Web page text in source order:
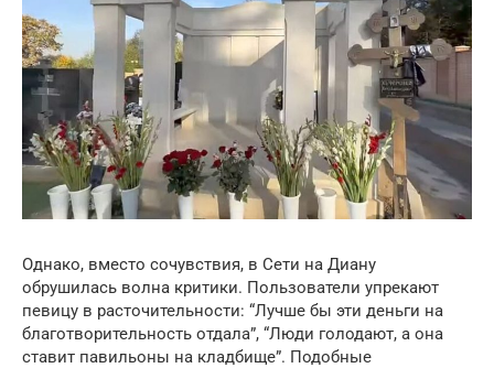
Однако, вместо сочувствия, в Сети на Диану
обрушилась волна критики. Пользователи упрекают
певицу в расточительности: “Лучше бы эти деньги на
благотворительность отдала”, “Люди голодают, а она
ставит павильоны на кладбище”. Подобные